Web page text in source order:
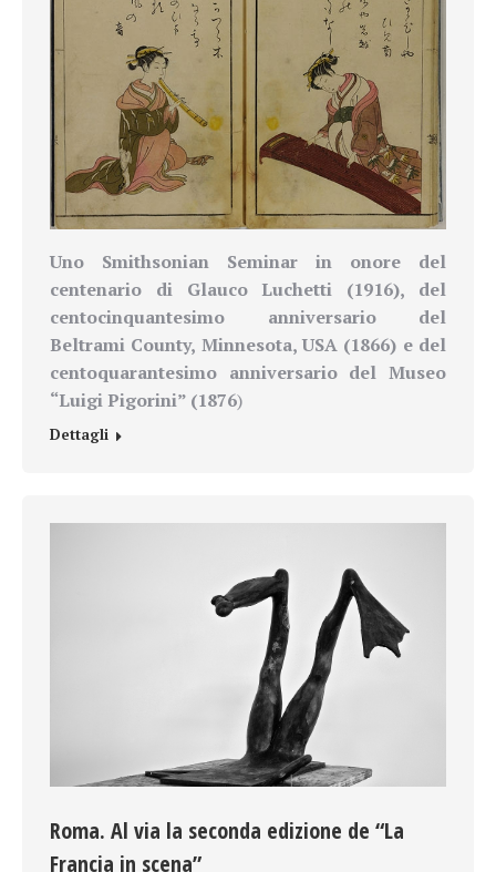
Uno Smithsonian Seminar in onore del
centenario di Glauco Luchetti (1916), del
centocinquantesimo anniversario del
Beltrami County, Minnesota, USA (1866) e del
centoquarantesimo anniversario del Museo
“Luigi Pigorini” (1876)
Dettagli
Roma. Al via la seconda edizione de “La
Francia in scena”